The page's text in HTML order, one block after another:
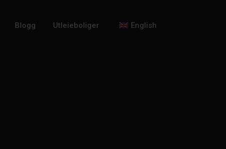
Blogg Utleieboliger English